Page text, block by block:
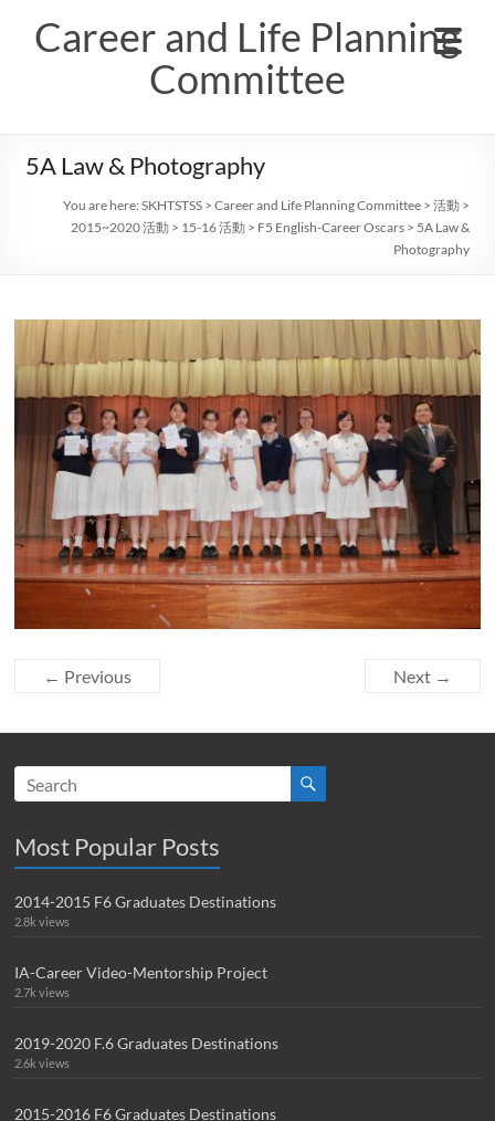
contentCareer and Life Planning
Committee
5A Law & Photography
You are here:SKHTSTSS >Career and Life Planning Committee >活動 >
2015~2020 活動 > 15-16 活動 > F5 English-Career Oscars > 5A Law &
Photography
← Previous Next →
Most Popular Posts
2014-2015 F6 Graduates Destinations
2.8k views
IA-Career Video-Mentorship Project
2.7k views
2019-2020 F.6 Graduates Destinations
2.6k views
2015-2016 F6 Graduates Destinations